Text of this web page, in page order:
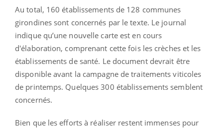
Au total, 160 établissements de 128 communes
girondines sont concernés par le texte. Le journal
indique qu’une nouvelle carte est en cours
d'élaboration, comprenant cette fois les crèches et les
établissements de santé. Le document devrait être
disponible avant la campagne de traitements viticoles
de printemps. Quelques 300 établissements semblent
concernés.
Bien que les efforts à réaliser restent immenses pour